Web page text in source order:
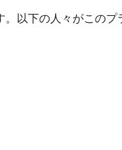
以下の人々がこのプ